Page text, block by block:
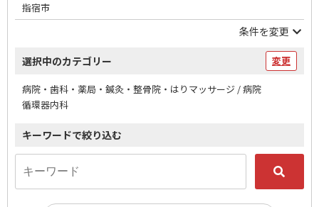
指宿市
条件を変更
選択中のカテゴリー 変更
病院・歯科・薬局・鍼灸・整骨院・はりマッサージ / 病院
循環器内科
キーワードで絞り込む